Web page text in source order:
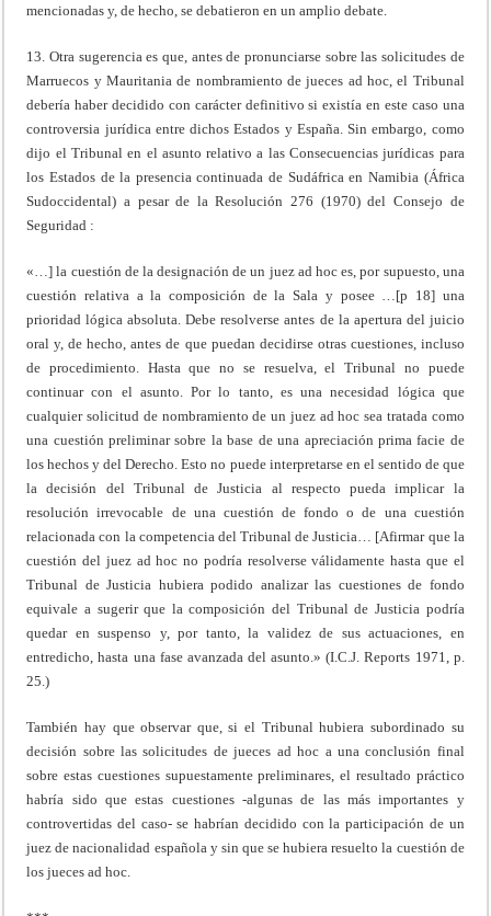
mencionadas y, de hecho, se debatieron en un amplio debate.
13. Otra sugerencia es que, antes de pronunciarse sobre las solicitudes de
Marruecos y Mauritania de nombramiento de jueces ad hoc, el Tribunal
debería haber decidido con carácter definitivo si existía en este caso una
controversia jurídica entre dichos Estados y España. Sin embargo, como
dijo el Tribunal en el asunto relativo a las Consecuencias jurídicas para
los Estados de la presencia continuada de Sudáfrica en Namibia (África
Sudoccidental) a pesar de la Resolución 276 (1970) del Consejo de
Seguridad :
«…] la cuestión de la designación de un juez ad hoc es, por supuesto, una
cuestión relativa a la composición de la Sala y posee …[p 18] una
prioridad lógica absoluta. Debe resolverse antes de la apertura del juicio
oral y, de hecho, antes de que puedan decidirse otras cuestiones, incluso
de procedimiento. Hasta que no se resuelva, el Tribunal no puede
continuar con el asunto. Por lo tanto, es una necesidad lógica que
cualquier solicitud de nombramiento de un juez ad hoc sea tratada como
una cuestión preliminar sobre la base de una apreciación prima facie de
los hechos y del Derecho. Esto no puede interpretarse en el sentido de que
la decisión del Tribunal de Justicia al respecto pueda implicar la
resolución irrevocable de una cuestión de fondo o de una cuestión
relacionada con la competencia del Tribunal de Justicia… [Afirmar que la
cuestión del juez ad hoc no podría resolverse válidamente hasta que el
Tribunal de Justicia hubiera podido analizar las cuestiones de fondo
equivale a sugerir que la composición del Tribunal de Justicia podría
quedar en suspenso y, por tanto, la validez de sus actuaciones, en
entredicho, hasta una fase avanzada del asunto.» (I.C.J. Reports 1971, p.
25.)
También hay que observar que, si el Tribunal hubiera subordinado su
decisión sobre las solicitudes de jueces ad hoc a una conclusión final
sobre estas cuestiones supuestamente preliminares, el resultado práctico
habría sido que estas cuestiones -algunas de las más importantes y
controvertidas del caso- se habrían decidido con la participación de un
juez de nacionalidad española y sin que se hubiera resuelto la cuestión de
los jueces ad hoc.